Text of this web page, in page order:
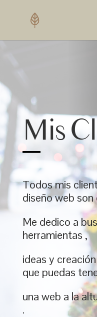
Mis
Todos mis
diseño web son
Me dedico a
herramientas ,
ideas y
que puedas
una web a la
.